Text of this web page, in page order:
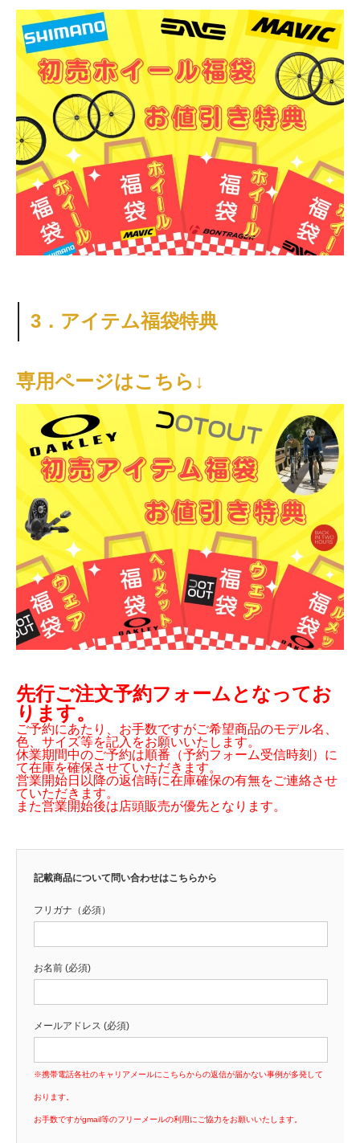
3．アイテム福袋特典
専用ページはこちら↓
先行ご注文予約フォームとなってお
ります。
ご予約にあたり、お手数ですがご希望商品のモデル名、
色、サイズ等を記入をお願いいたします。
休業期間中のご予約は順番（予約フォーム受信時刻）に
て在庫を確保させていただきます。
営業開始日以降の返信時に在庫確保の有無をご連絡させ
ていただきます。
また営業開始後は店頭販売が優先となります。
記載商品について問い合わせはこちらから
フリガナ（必須）
お名前 (必須)
メールアドレス (必須)
※携帯電話各社のキャリアメールにこちらからの返信が届かない事例が多発して
おります。
お手数ですがgmail等のフリーメールの利用にご協力をお願いいたします。